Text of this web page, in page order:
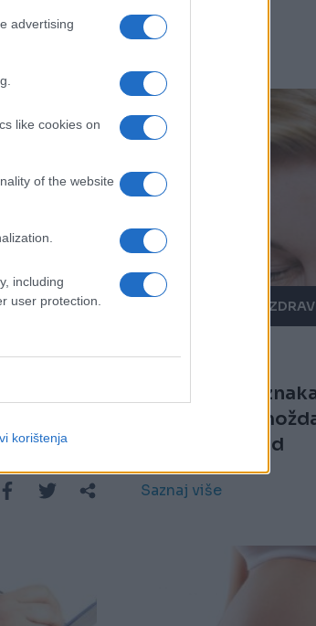
advertising
like cookies on
of the website
including
user protection.
korištenja
Saznaj više
PORODICA I
11.03.25. 08:03
Tri neobična
ukazivati na
dana unaprijed
Saznaj više